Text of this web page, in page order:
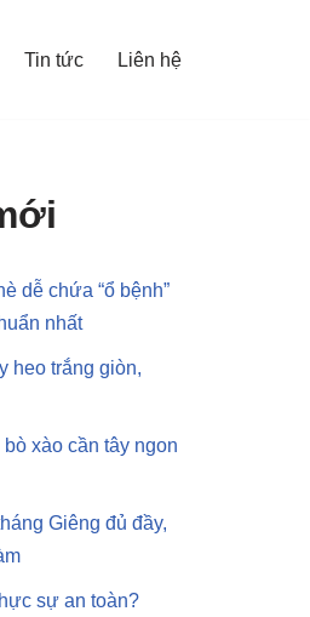
Tin tức Liên hệ
dễ chứa “ổ bệnh”
nhất
heo trắng giòn,
xào cần tây ngon
Giêng đủ đầy,
sự an toàn?